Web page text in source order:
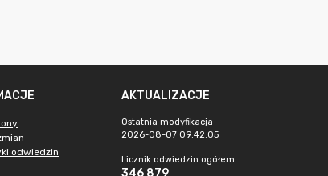
odwiedzin
AKTUALIZACJE
Ostatnia modyfikacja
2026-08-07 09:42:05
Licznik odwiedzin ogółem
346 879